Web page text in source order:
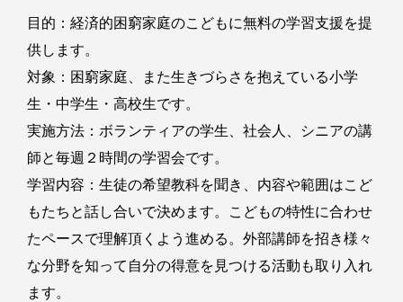
目的：経済的困窮家庭のこどもに無料の学習支援を提
供します。
対象：困窮家庭、また生きづらさを抱えている小学
生・中学生・高校生です。
実施方法：ボランティアの学生、社会人、シニアの講
師と毎週２時間の学習会です。
学習内容：生徒の希望教科を聞き、内容や範囲はこど
もたちと話し合いで決めます。こどもの特性に合わせ
たペースで理解頂くよう進める。外部講師を招き様々
な分野を知って自分の得意を見つける活動も取り入れ
ます。